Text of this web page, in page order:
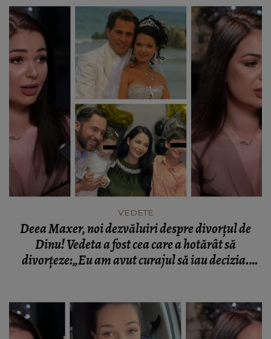
VEDETE
Deea Maxer, noi dezvăluiri despre divorțul de
Dinu! Vedeta a fost cea care a hotărât să
divorțeze:„Eu am avut curajul să iau decizia.